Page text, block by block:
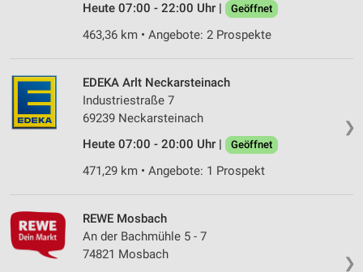
Heute 07:00 - 22:00 Uhr |
Geöffnet
463,36 km • Angebote: 2 Prospekte
❯
EDEKA Arlt Neckarsteinach
Industriestraße 7
69239 Neckarsteinach
Heute 07:00 - 20:00 Uhr |
Geöffnet
471,29 km • Angebote: 1 Prospekt
❯
REWE Mosbach
An der Bachmühle 5 - 7
74821 Mosbach